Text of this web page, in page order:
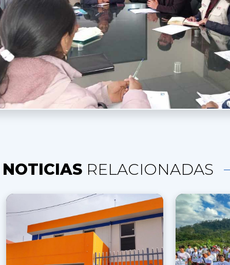
NOTICIAS RELACIONADAS